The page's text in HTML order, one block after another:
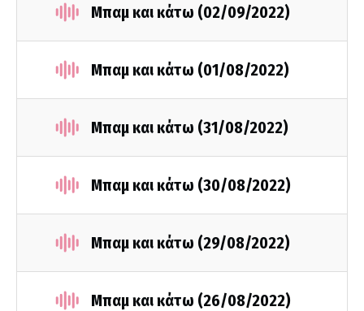
Μπαμ και κάτω (02/09/2022)
Μπαμ και κάτω (01/08/2022)
Μπαμ και κάτω (31/08/2022)
Μπαμ και κάτω (30/08/2022)
Μπαμ και κάτω (29/08/2022)
Μπαμ και κάτω (26/08/2022)